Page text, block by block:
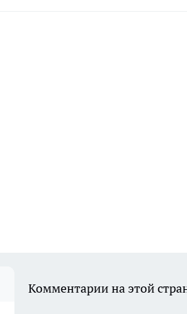
Комментарии на этой